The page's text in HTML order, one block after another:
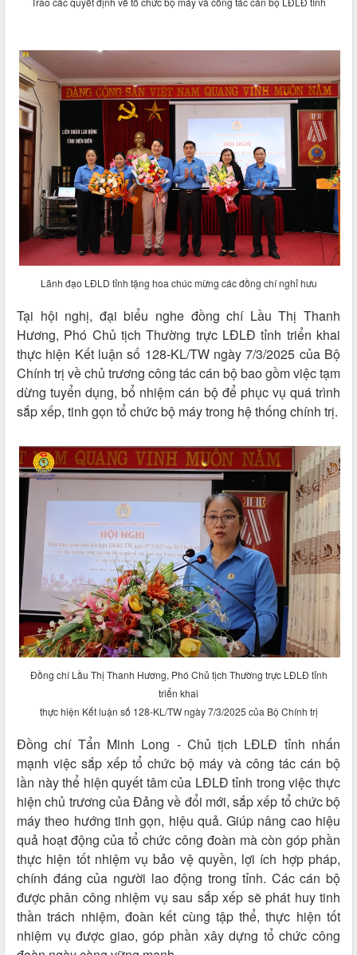
Lãnh đạo LĐLD tỉnh tặng hoa chúc mừng các đồng chí nghỉ hưu
Tại hội nghị, đại biểu nghe đồng chí Lầu Thị Thanh
Hương, Phó Chủ tịch Thường trực LĐLĐ tỉnh triển khai
thực hiện Kết luận số 128-KL/TW ngày 7/3/2025 của Bộ
Chính trị về chủ trương công tác cán bộ bao gồm việc tạm
dừng tuyển dụng, bổ nhiệm cán bộ để phục vụ quá trình
sắp xếp, tinh gọn tổ chức bộ máy trong hệ thống chính trị.
Đồng chí Lầu Thị Thanh Hương, Phó Chủ tịch Thường trực LĐLĐ tỉnh
triển khai
thực hiện Kết luận số 128-KL/TW ngày 7/3/2025 của Bộ Chính trị
Đồng chí Tẩn Minh Long - Chủ tịch LĐLĐ tỉnh nhấn
mạnh việc sắp xếp tổ chức bộ máy và công tác cán bộ
lần này thể hiện quyết tâm của LĐLĐ tỉnh trong việc thực
hiện chủ trương của Đảng về đổi mới, sắp xếp tổ chức bộ
máy theo hướng tinh gọn, hiệu quả. Giúp nâng cao hiệu
quả hoạt động của tổ chức công đoàn mà còn góp phần
thực hiện tốt nhiệm vụ bảo vệ quyền, lợi ích hợp pháp,
chính đáng của người lao động trong tỉnh. Các cán bộ
được phân công nhiệm vụ sau sắp xếp sẽ phát huy tinh
thần trách nhiệm, đoàn kết cùng tập thể, thực hiện tốt
nhiệm vụ được giao, góp phần xây dựng tổ chức công